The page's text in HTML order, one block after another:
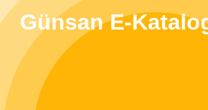
Günsan E-